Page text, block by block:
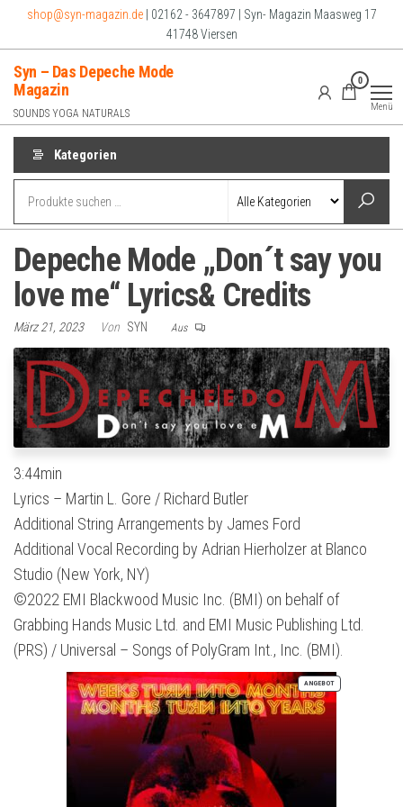
springen
shop@syn-magazin.de| 02162 - 3647897 | Syn- Magazin Maasweg 17
41748 Viersen
Syn – Das Depeche Mode
Magazin
SOUNDS YOGA NATURALS
0
Menü
Kategorien
Depeche Mode „Don´t say you
love me“ Lyrics& Credits
März 21, 2023 Von SYN Aus
3:44min
Lyrics – Martin L. Gore / Richard Butler
Additional String Arrangements by James Ford
Additional Vocal Recording by Adrian Hierholzer at Blanco
Studio (New York, NY)
©2022 EMI Blackwood Music Inc. (BMI) on behalf of
Grabbing Hands Music Ltd. and EMI Music Publishing Ltd.
(PRS) / Universal – Songs of PolyGram Int., Inc. (BMI).
ANGEBOTPRODUKT
IM
ANGEBOT